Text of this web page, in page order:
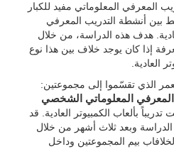
المعرفي المعلوماتي مفيد للكبار
بين أنشطة التدريب المعرفي
هدف هذه الدراسة، من خلال
إذا كان يوجد خلاف بين هذا نوع
العادية.
المعلوماتي الشخصي
بألعاب الكمبيوتر العادية. قد
الدراسة وبعد ثلاث أشهر من خلال
بيم المجموعتين وداخل